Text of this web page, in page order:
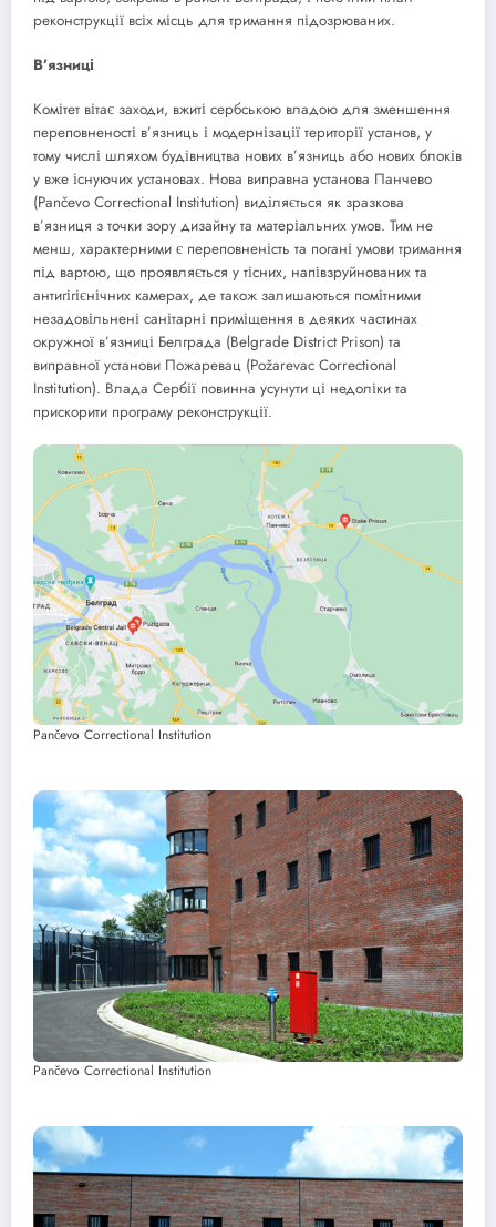
реконструкції всіх місць для тримання підозрюваних.
В’язниці
Комітет вітає заходи, вжиті сербською владою для зменшення
переповненості в’язниць і модернізації території установ, у
тому числі шляхом будівництва нових в’язниць або нових блоків
у вже існуючих установах. Нова виправна установа Панчево
(Pančevo Correctional Institution) виділяється як зразкова
в’язниця з точки зору дизайну та матеріальних умов. Тим не
менш, характерними є переповненість та погані умови тримання
під вартою, що проявляється у тісних, напівзруйнованих та
антигігієнічних камерах, де також залишаються помітними
незадовільнені санітарні приміщення в деяких частинах
окружної в’язниці Белграда (Belgrade District Prison) та
виправної установи Пожаревац (Požarevac Correctional
Institution). Влада Сербії повинна усунути ці недоліки та
прискорити програму реконструкції.
Pančevo Correctional Institution
Pančevo Correctional Institution